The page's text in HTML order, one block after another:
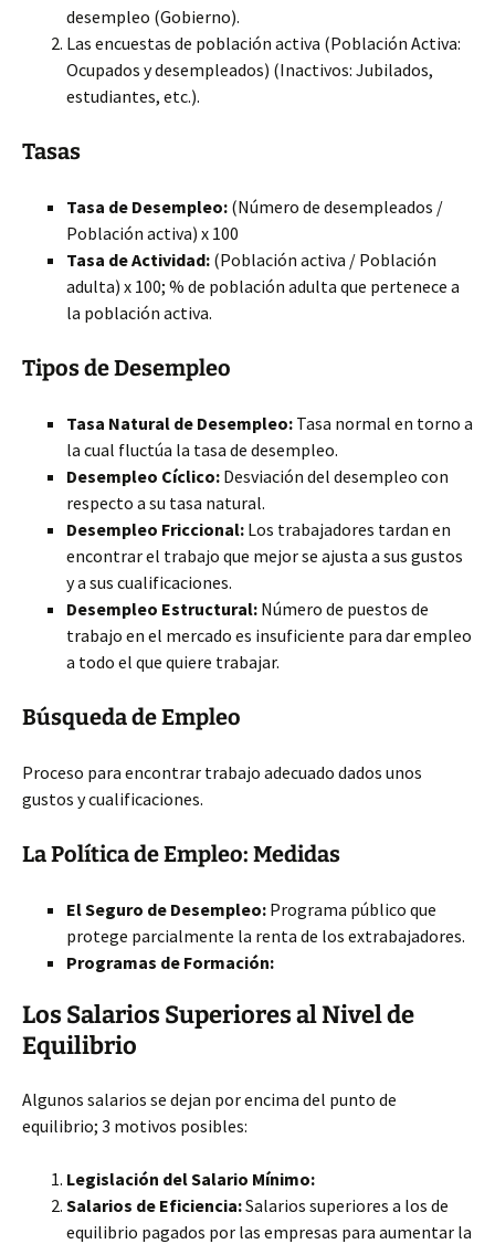
desempleo (Gobierno).
Las encuestas de población activa (Población Activa:
Ocupados y desempleados) (Inactivos: Jubilados,
estudiantes, etc.).
Tasas
Tasa de Desempleo: (Número de desempleados /
Población activa) x 100
Tasa de Actividad: (Población activa / Población
adulta) x 100; % de población adulta que pertenece a
la población activa.
Tipos de Desempleo
Tasa Natural de Desempleo: Tasa normal en torno a
la cual fluctúa la tasa de desempleo.
Desempleo Cíclico: Desviación del desempleo con
respecto a su tasa natural.
Desempleo Friccional: Los trabajadores tardan en
encontrar el trabajo que mejor se ajusta a sus gustos
y a sus cualificaciones.
Desempleo Estructural: Número de puestos de
trabajo en el mercado es insuficiente para dar empleo
a todo el que quiere trabajar.
Búsqueda de Empleo
Proceso para encontrar trabajo adecuado dados unos
gustos y cualificaciones.
La Política de Empleo: Medidas
El Seguro de Desempleo: Programa público que
protege parcialmente la renta de los extrabajadores.
Programas de Formación:
Los Salarios Superiores al Nivel de
Equilibrio
Algunos salarios se dejan por encima del punto de
equilibrio; 3 motivos posibles:
Legislación del Salario Mínimo:
Salarios de Eficiencia:Salarios superiores a los de
equilibrio pagados por las empresas para aumentar la